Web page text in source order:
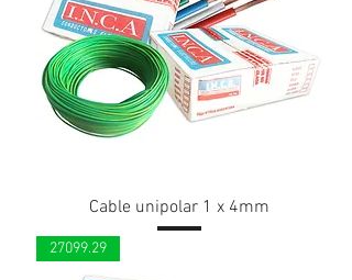
Cable unipolar 1 x 4mm
27099.29